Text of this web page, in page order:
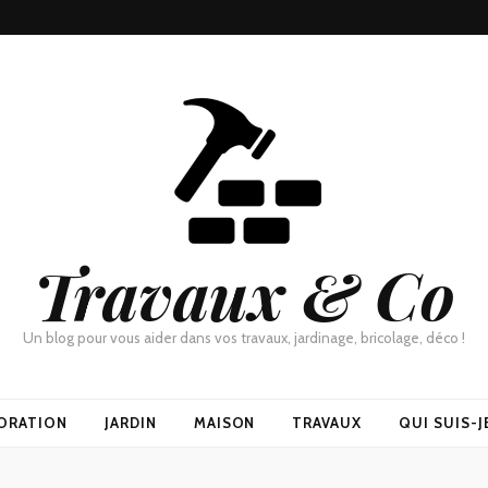
Travaux & Co
Un blog pour vous aider dans vos travaux, jardinage, bricolage, déco !
JARDIN MAISON TRAVAUX QUI SUIS-